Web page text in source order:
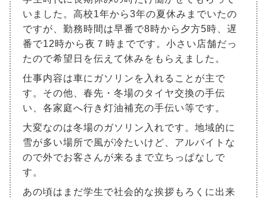
いました。高校1年から3年の夏休みまでいたの
ですが、勤務時間は早番で8時から夕方5時、遅
番で12時から夜７時までです。小さい店舗だっ
たので希望日を伝えて休みをもらえました。
仕事内容は車にガソリンを入れることが主で
す。その他、春先・冬場のタイヤ交換の手伝
い、各家庭へ行き灯油補充の手伝い等です。
大変なのは冬場のガソリン入れです。地域的に
雪が多い場所で風が冷たいけど、アルバイトな
ので外でお客さんが来るまで立ちっぱなしで
す。
あの頃はまだ学生で社会的な挨拶もろくに出来